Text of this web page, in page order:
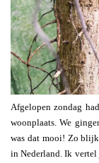
Afgelopen zondag
woonplaats. We
was dat mooi! Zo
in Nederland. Ik